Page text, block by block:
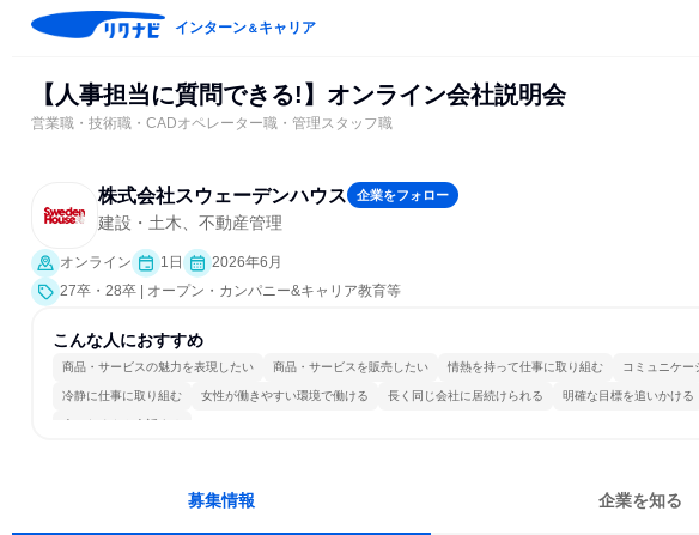
インターン＆キャリア
【人事担当に質問できる!】オンライン会社説明会
営業職・技術職・CADオペレーター職・管理スタッフ職
株式会社スウェーデンハウス 企業をフォロー
建設・土木、不動産管理
オンライン 1日
2026年6月
27卒・28卒 | オープン・カンパニー&キャリア教育等
こんな人におすすめ
商品・サービスの魅力を表現したい 商品・サービスを販売したい 情熱を持って仕事に取り組む コミュニケー
冷静に仕事に取り組む 女性が働きやすい環境で働ける 長く同じ会社に居続けられる 明確な目標を追いかける
人とたくさん会話する
募集情報 企業を知る